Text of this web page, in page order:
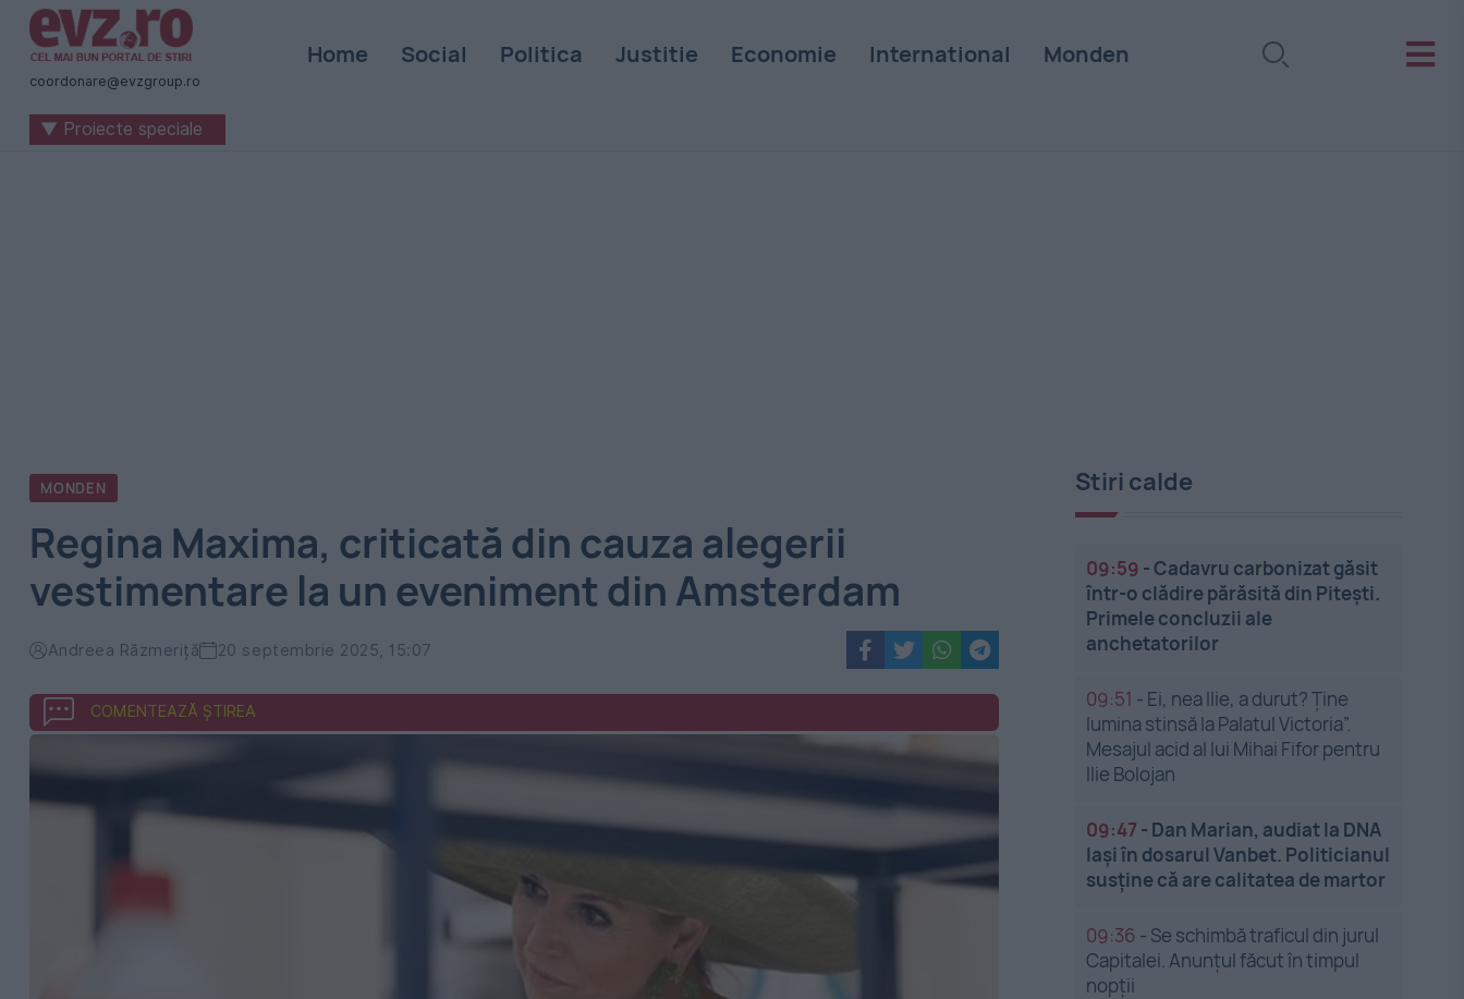
Știri
naționale
internaționale
coordonare@evzgroup.ro
Home Social Politica Justitie Economie International Monden
▼ Proiecte speciale
MONDEN
Regina Maxima, criticată din cauza alegerii
vestimentare la un eveniment din Amsterdam
Andreea Răzmeriță 20 septembrie 2025, 15:07
COMENTEAZĂ ȘTIREA
Stiri calde
09:59 -Cadavru carbonizat găsit
într-o clădire părăsită din Pitești.
Primele concluzii ale
anchetatorilor
09:51 - Ei, nea Ilie, a durut? Ține
lumina stinsă la Palatul Victoria”.
Mesajul acid al lui Mihai Fifor pentru
Ilie Bolojan
09:47 - Dan Marian, audiat la DNA
Iași în dosarul Vanbet. Politicianul
susține că are calitatea de martor
09:36 - Se schimbă traficul din jurul
Capitalei. Anunțul făcut în timpul
nopții